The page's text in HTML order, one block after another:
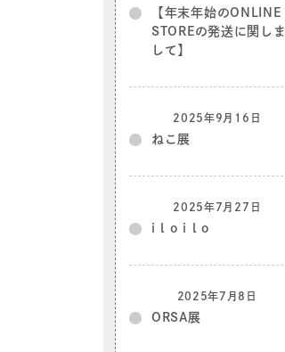
【年末年始のONLINE
STOREの発送に関しま
して】
2025年9月16日
ねこ展
2025年7月27日
i l o i l o
2025年7月8日
ORSA展